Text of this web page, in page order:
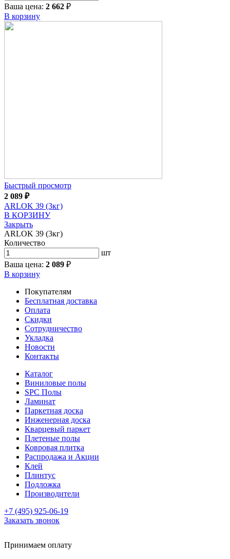
Ваша цена: 2 662 ₽
В корзину
Быстрый просмотр
2 089 ₽
ARLOK 39 (3кг)
В КОРЗИНУ
Закрыть
ARLOK 39 (3кг)
Количество
шт
Ваша цена: 2 089 ₽
В корзину
Покупателям
Бесплатная доставка
Оплата
Скидки
Сотрудничество
Укладка
Новости
Контакты
Каталог
Виниловые полы
SPC Полы
Ламинат
Паркетная доска
Инженерная доска
Кварцевый паркет
Плетеные полы
Ковровая плитка
Распродажа и Акции
Клей
Плинтус
Подложка
Производители
+7 (495) 925-06-19
Заказать звонок
Принимаем оплату